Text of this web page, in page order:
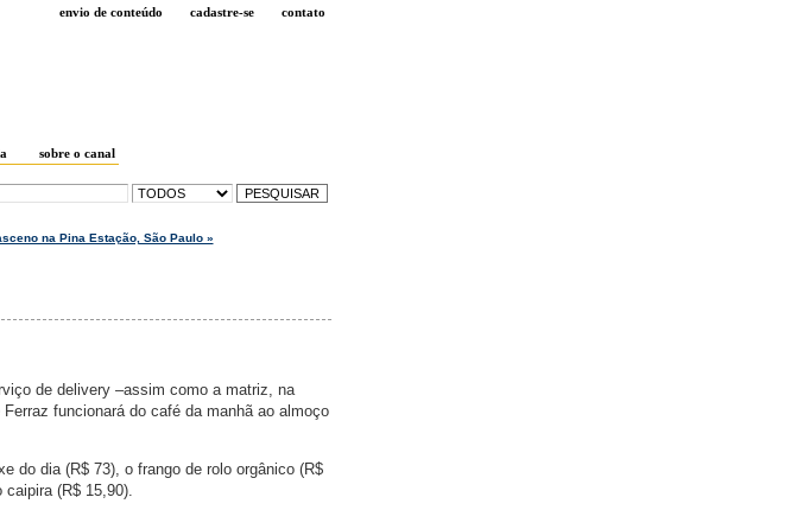
envio de conteúdo cadastre-se contato
sobre o canal
na Pina Estação, São Paulo »
de delivery –assim como a matriz, na
funcionará do café da manhã ao almoço
do dia (R$ 73), o frango de rolo orgânico (R$
(R$ 15,90).